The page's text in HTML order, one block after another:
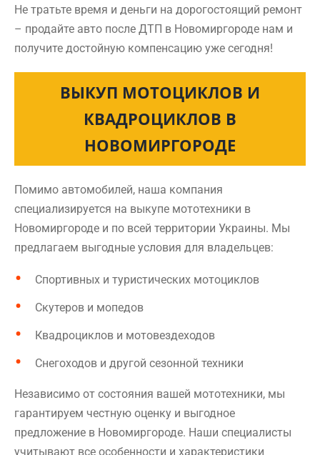
Не тратьте время и деньги на дорогостоящий ремонт
– продайте авто после ДТП в Новомиргороде нам и
получите достойную компенсацию уже сегодня!
ВЫКУП МОТОЦИКЛОВ И
КВАДРОЦИКЛОВ В
НОВОМИРГОРОДЕ
Помимо автомобилей, наша компания
специализируется на выкупе мототехники в
Новомиргороде и по всей территории Украины. Мы
предлагаем выгодные условия для владельцев:
Спортивных и туристических мотоциклов
Скутеров и мопедов
Квадроциклов и мотовездеходов
Снегоходов и другой сезонной техники
Независимо от состояния вашей мототехники, мы
гарантируем честную оценку и выгодное
предложение в Новомиргороде. Наши специалисты
учитывают все особенности и характеристики